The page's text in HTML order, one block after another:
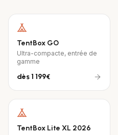
TentBox GO
Ultra-compacte, entrée de
gamme
dès1 199€
TentBox Lite XL 2026